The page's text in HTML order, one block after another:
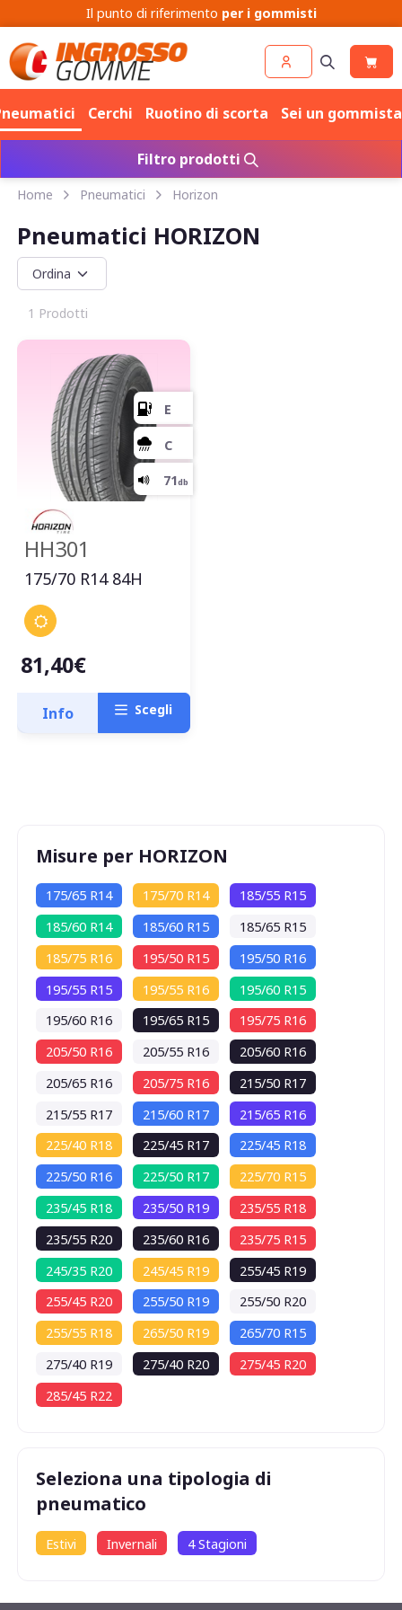
Cerchi Pneumatici
Cerchi Ruotino di scorta Sei un
Filtro prodotti
Home Pneumatici Horizon
Pneumatici HORIZON
1 Prodotti
HH301
175/70 R14 84H
81,40€
Info Scegli
Misure per HORIZON
175/65 R14 175/70 R14
185/55 R15
185/60 R14
185/60 R15
185/65 R15
185/75 R16
195/50 R15
195/50 R16
195/55 R15
195/55 R16
195/60 R15
195/60 R16
195/65 R15
195/75 R16
205/50 R16
205/55 R16
205/60 R16
205/65 R16
205/75 R16
215/50 R17
215/55 R17
215/60 R17
215/65 R16
225/40 R18
225/45 R17
225/45 R18
225/50 R16
225/50 R17
225/70 R15
235/45 R18
235/50 R19
235/55 R18
235/55 R20
235/60 R16
235/75 R15
245/35 R20
245/45 R19
255/45 R19
255/45 R20
255/50 R19
255/50 R20
255/55 R18
265/50 R19
265/70 R15
275/40 R19
275/40 R20
275/45 R20
285/45 R22
Seleziona una tipologia di
pneumatico
Estivi Invernali 4 Stagioni